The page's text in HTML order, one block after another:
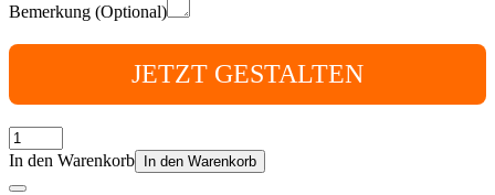
Bemerkung (Optional)
JETZT GESTALTEN
In den Warenkorb In den Warenkorb